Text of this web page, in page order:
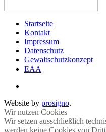
Startseite
Kontakt
Impressum
Datenschutz
Gewaltschutzkonzept
EAA
Website by prosigno.
Wir nutzen Cookies
Wir setzen ausschließlich
werden keine Cookies von